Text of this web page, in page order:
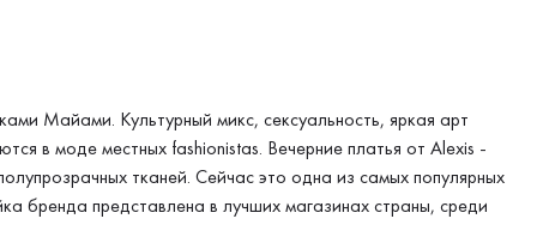
Майами. Культурный микс, сексуальность, яркая арт
в моде местных fashionistas. Вечерние платья от Alexis -
тканей. Cейчас это одна из самых популярных
бренда представлена в лучших магазинах страны, среди